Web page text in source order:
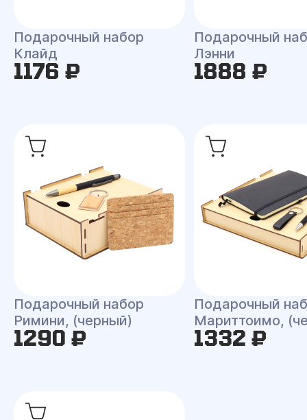
Подарочный набор
Клайд
1176 ₽
Подарочный
Лэнни
1888 ₽
Подарочный набор
Римини, (черный)
1290 ₽
Подарочный
Мариттоимо,
1332 ₽